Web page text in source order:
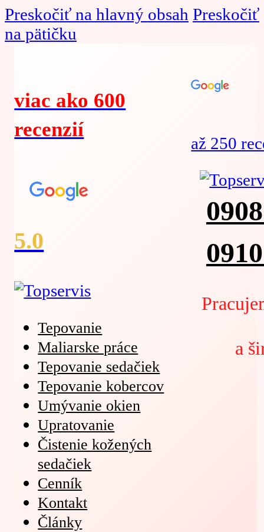
Preskočiť na hlavný obsah Preskočiť
na pätičku
viac ako 600
recenzií
5.0
Tepovanie
Maliarske práce
Tepovanie sedačiek
Tepovanie kobercov
Umývanie okien
Upratovanie
Čistenie kožených
sedačiek
Cenník
Kontakt
Články
až 250
a